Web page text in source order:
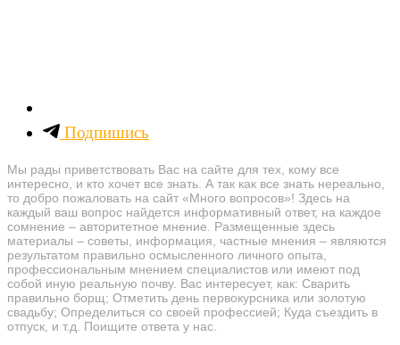
Подпишись
Мы рады приветствовать Вас на сайте для тех, кому все
интересно, и кто хочет все знать. А так как все знать нереально,
то добро пожаловать на сайт «Много вопросов»! Здесь на
каждый ваш вопрос найдется информативный ответ, на каждое
сомнение – авторитетное мнение. Размещенные здесь
материалы – советы, информация, частные мнения – являются
результатом правильно осмысленного личного опыта,
профессиональным мнением специалистов или имеют под
собой иную реальную почву. Вас интересует, как: Сварить
правильно борщ; Отметить день первокурсника или золотую
свадьбу; Определиться со своей профессией; Куда съездить в
отпуск, и т.д. Поищите ответа у нас.